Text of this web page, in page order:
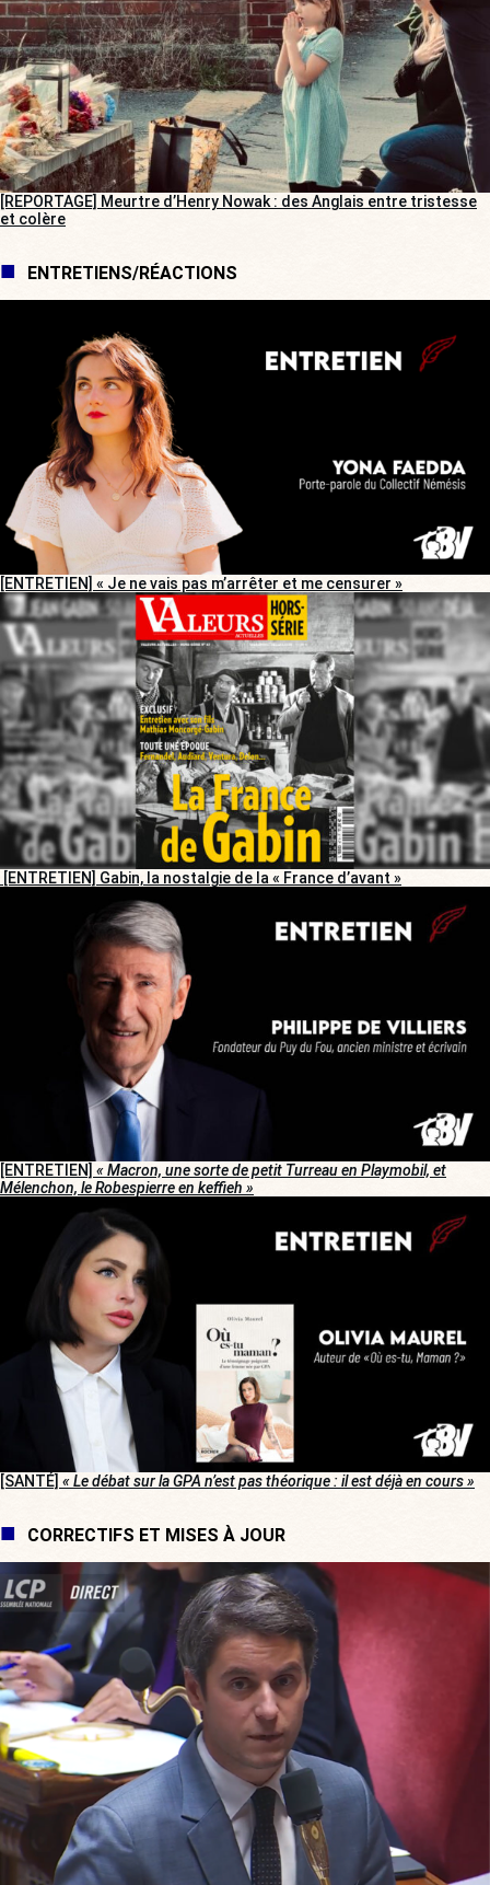
[REPORTAGE] Meurtre d’Henry Nowak : des Anglais entre tristesse
et colère
ENTRETIENS/RÉACTIONS
[ENTRETIEN] « Je ne vais pas m’arrêter et me censurer »
[ENTRETIEN] Gabin, la nostalgie de la « France d’avant »
[ENTRETIEN] « Macron, une sorte de petit Turreau en Playmobil, et
Mélenchon, le Robespierre en keffieh »
[SANTÉ] « Le débat sur la GPA n’est pas théorique : il est déjà en cours »
CORRECTIFS ET MISES À JOUR